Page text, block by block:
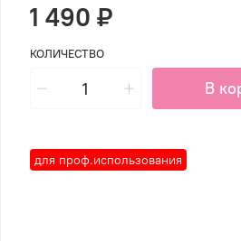
для проф.использования
1 490 ₽
КОЛИЧЕСТВО
В